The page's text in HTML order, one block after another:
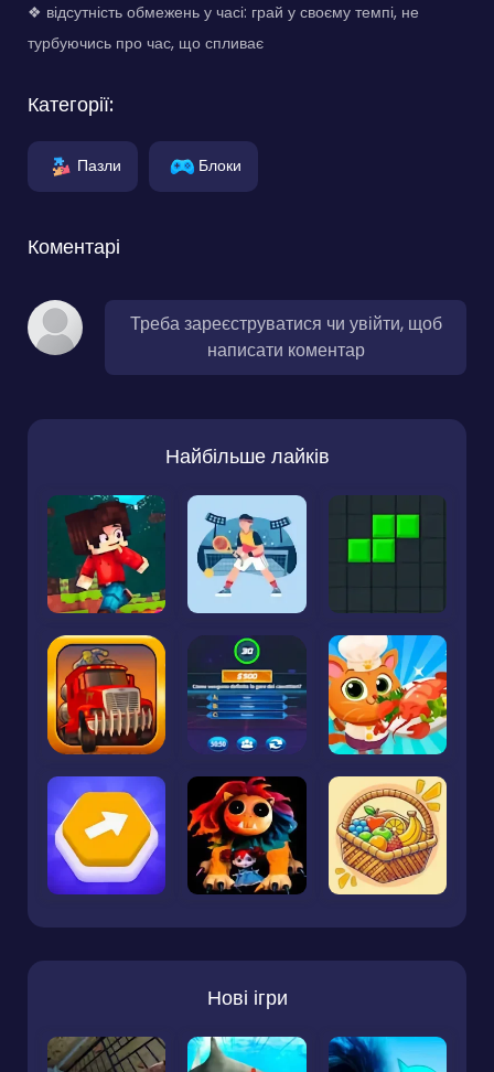
❖ відсутність обмежень у часі: грай у своєму темпі, не
турбуючись про час, що спливає
Категорії:
Пазли Блоки
Коментарі
Треба зареєструватися чи увійти, щоб
написати коментар
Найбільше лайків
Нові ігри